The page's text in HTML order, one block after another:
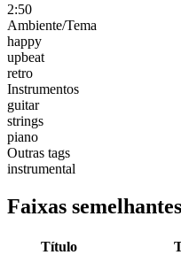
2:50
Ambiente/Tema
happy
upbeat
retro
Instrumentos
guitar
strings
piano
Outras tags
instrumental
Faixas semelhantes
Título